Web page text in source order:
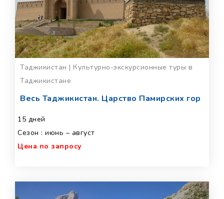
Таджикистан | Культурно-экскурсионные туры в
Таджикистане
Весь Таджикистан. Царство Памирских гор
15 дней
Сезон : июнь – август
Цена по запросу